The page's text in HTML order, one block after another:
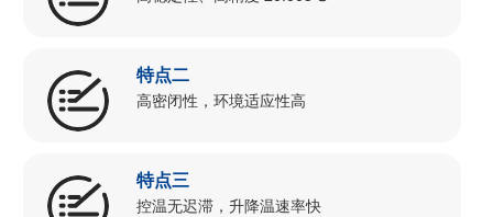
特点二
高密闭性，环境适应性高
特点三
控温无迟滞，升降温速率快